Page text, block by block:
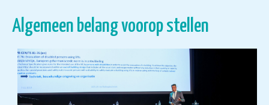
Algemeen belang voorop stellen